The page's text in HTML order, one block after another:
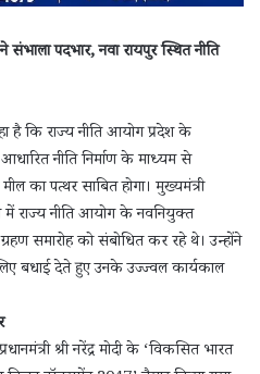
पदभार, नवा रायपुर स्थित नीति
है कि राज्य नीति आयोग प्रदेश के
नीति निर्माण के माध्यम से
का पत्थर साबित होगा। मुख्यमंत्री
में राज्य नीति आयोग के नवनियुक्त
समारोह को संबोधित कर रहे थे। उन्होंने
बधाई देते हुए उनके उज्ज्वल कार्यकाल
श्री नरेंद्र मोदी के ‘विकसित भारत